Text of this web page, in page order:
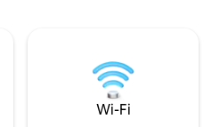
trem e do
- Bairro
comida
passeio -
secadora
do bairro antigo -
Estação
minutos a pé do
Wi-Fi